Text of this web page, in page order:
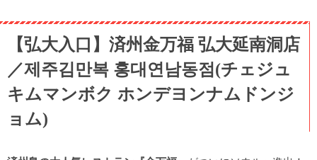
【弘大入口】済州金万福 弘大延南洞店
／제주김만복 홍대연남동점(チェジュ
キムマンボク ホンデヨンナムドンジ
ョム)